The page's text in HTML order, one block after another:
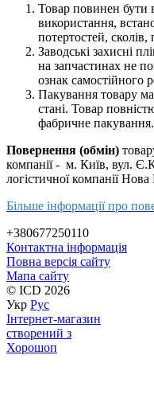
Товар повинен бути
використання,
потертостей, сколів,
Заводські захисні
на запчастинах не
ознак самостійного
Пакування товару
стані. Товар
фабричне пакування.
Повернення (обмін)
компанії - м. Київ, вул.
логістичної компанії
Більше інформації про
+380677250110
Контактна інформація
Повна версія сайту
Мапа сайту
© ICD 2026
Укр Рус
Інтернет-магазин
створений з
Хорошоп